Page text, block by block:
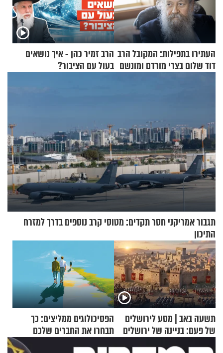
העתירו בתפילות: המקובל הרב
דוד שלום בצרי מורדם ומונשם
הרב זמיר כהן - איך נושאים
בעול עם הציבור?
תגבור אמריקני חסר תקדים: מטוסי קרב נוספים בדרך למזרח
התיכון
תשעה באב | מסע לירושלים
של פעם: בניינה של ירושלים
הפסיכולוגים ממליצים: כך
תבחרו את החברים שלכם
בחיים